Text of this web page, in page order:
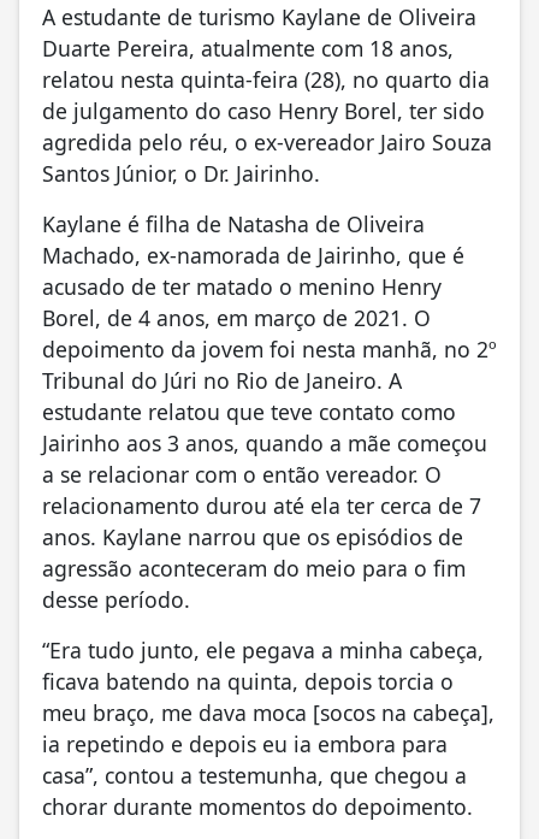
A estudante de turismo Kaylane de Oliveira
Duarte Pereira, atualmente com 18 anos,
relatou nesta quinta-feira (28), no quarto dia
de julgamento do caso Henry Borel, ter sido
agredida pelo réu, o ex-vereador Jairo Souza
Santos Júnior, o Dr. Jairinho.
Kaylane é filha de Natasha de Oliveira
Machado, ex-namorada de Jairinho, que é
acusado de ter matado o menino Henry
Borel, de 4 anos, em março de 2021. O
depoimento da jovem foi nesta manhã, no 2º
Tribunal do Júri no Rio de Janeiro. A
estudante relatou que teve contato como
Jairinho aos 3 anos, quando a mãe começou
a se relacionar com o então vereador. O
relacionamento durou até ela ter cerca de 7
anos. Kaylane narrou que os episódios de
agressão aconteceram do meio para o fim
desse período.
“Era tudo junto, ele pegava a minha cabeça,
ficava batendo na quinta, depois torcia o
meu braço, me dava moca [socos na cabeça],
ia repetindo e depois eu ia embora para
casa”, contou a testemunha, que chegou a
chorar durante momentos do depoimento.